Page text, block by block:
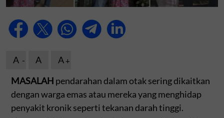
A A
A
MASALAH pendarahan dalam otak sering dikaitkan
dengan warga emas atau mereka yang menghidap
penyakit kronik seperti tekanan darah tinggi.